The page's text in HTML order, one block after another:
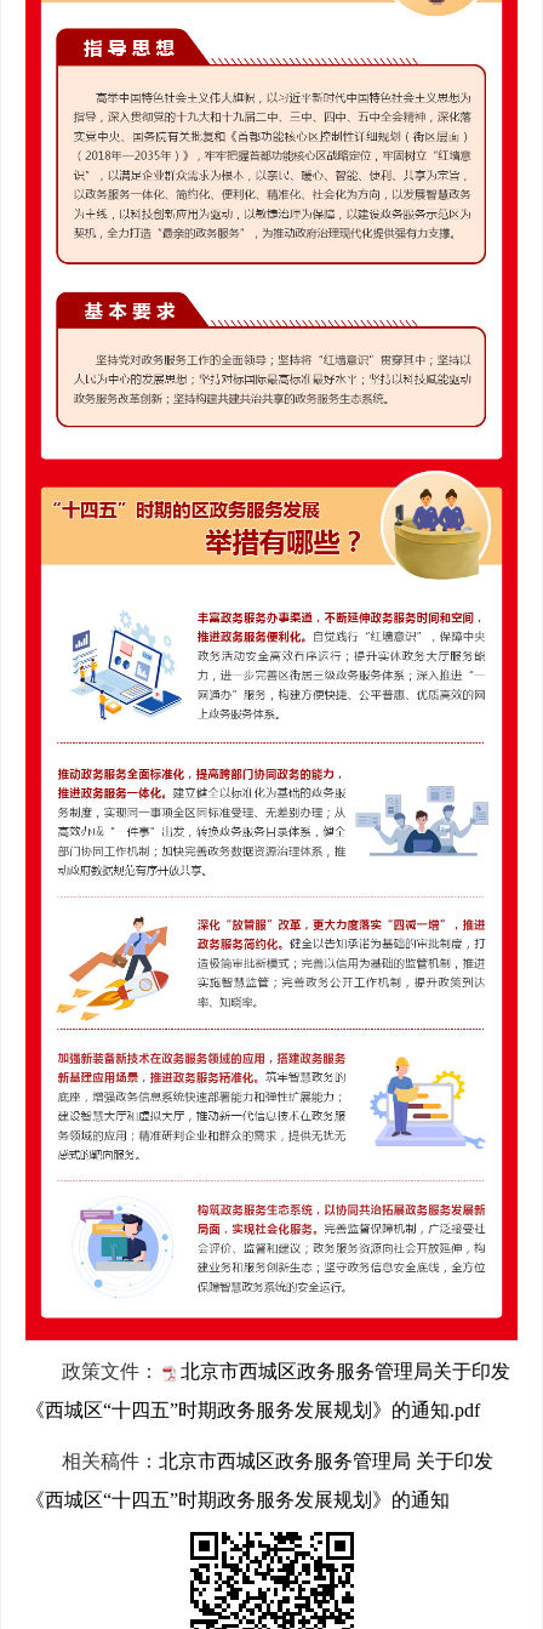
政策文件：
北京市西城区政务服务管理局关于印发
《西城区“十四五”时期政务服务发展规划》的通知.pdf
相关稿件： 北京市西城区政务服务管理局 关于印发
《西城区“十四五”时期政务服务发展规划》的通知